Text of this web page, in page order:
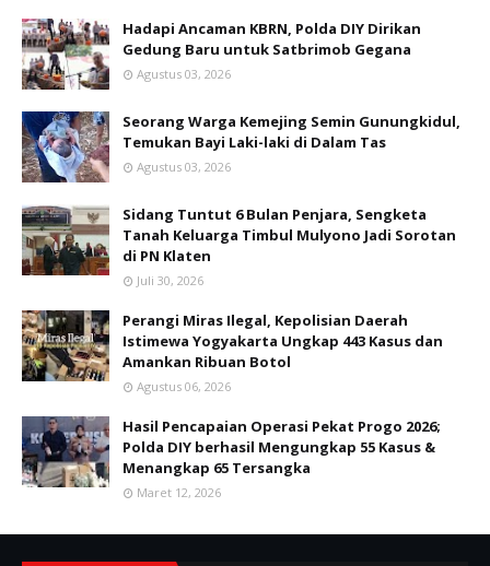
Hadapi Ancaman KBRN, Polda DIY Dirikan
Gedung Baru untuk Satbrimob Gegana
Agustus 03, 2026
Seorang Warga Kemejing Semin Gunungkidul,
Temukan Bayi Laki-laki di Dalam Tas
Agustus 03, 2026
Sidang Tuntut 6 Bulan Penjara, Sengketa
Tanah Keluarga Timbul Mulyono Jadi Sorotan
di PN Klaten
Juli 30, 2026
Perangi Miras Ilegal, Kepolisian Daerah
Istimewa Yogyakarta Ungkap 443 Kasus dan
Amankan Ribuan Botol
Agustus 06, 2026
Hasil Pencapaian Operasi Pekat Progo 2026;
Polda DIY berhasil Mengungkap 55 Kasus &
Menangkap 65 Tersangka
Maret 12, 2026